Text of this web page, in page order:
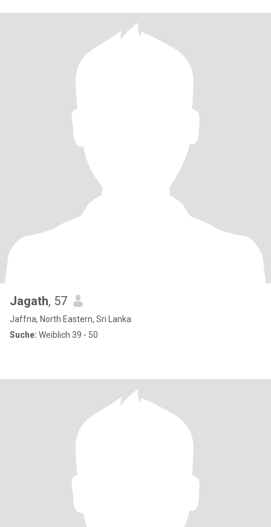
Jagath, 57
Jaffna, North Eastern, Sri Lanka
Suche: Weiblich 39 - 50